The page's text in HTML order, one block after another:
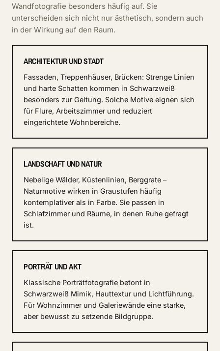
Wandfotografie besonders häufig auf. Sie
unterscheiden sich nicht nur ästhetisch, sondern auch
in der Wirkung auf den Raum.
ARCHITEKTUR UND STADT
Fassaden, Treppenhäuser, Brücken: Strenge Linien
und harte Schatten kommen in Schwarzweiß
besonders zur Geltung. Solche Motive eignen sich
für Flure, Arbeitszimmer und reduziert
eingerichtete Wohnbereiche.
LANDSCHAFT UND NATUR
Nebelige Wälder, Küstenlinien, Berggrate –
Naturmotive wirken in Graustufen häufig
kontemplativer als in Farbe. Sie passen in
Schlafzimmer und Räume, in denen Ruhe gefragt
ist.
PORTRÄT UND AKT
Klassische Porträtfotografie betont in
Schwarzweiß Mimik, Hauttextur und Lichtführung.
Für Wohnzimmer und Galeriewände eine starke,
aber bewusst zu setzende Bildgruppe.